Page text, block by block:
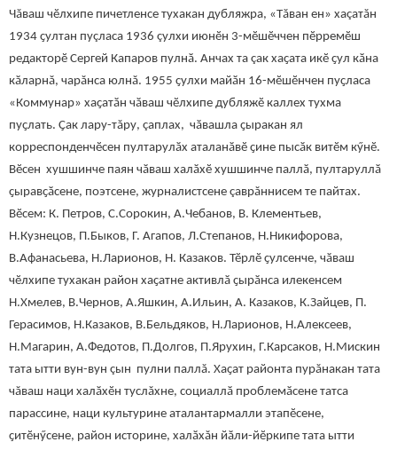
Чăваш чӗлхипе пичетленсе тухакан дубляжра, «Тăван ен» хаçатăн
1934 ҫултан пуçласа 1936 çулхи июнӗн 3-мӗшӗччен пӗрремӗш
редакторӗ Сергей Капаров пулнӑ. Анчах та çак хаҫата икӗ ҫул кӑна
кӑларнă, чарăнса юлнă. 1955 ҫулхи майӑн 16-мӗшӗнчен пуҫласа
«Коммунар» хаҫатӑн чӑваш чӗлхипе дубляжӗ каллех тухма
пуҫлать. Ҫак лару-тăру, çаплах, чӑвашла ҫыракан ял
корреспонденчӗсен пултарулӑх аталанӑвӗ ҫине пысӑк витӗм кӳнӗ.
Вӗсен хушшинче паян чӑваш халӑхӗ хушшинче паллӑ, пултаруллӑ
ҫыравҫӑсене, поэтсене, журналистсене çаврăннисем те пайтах.
Вӗсем: К. Петров, С.Сорокин, А.Чебанов, В. Клементьев,
Н.Кузнецов, П.Быков, Г. Агапов, Л.Степанов, Н.Никифорова,
В.Афанасьева, Н.Ларионов, Н. Казаков. Тӗрлӗ ҫулсенче, чӑваш
чӗлхипе тухакан район хаҫатне активлӑ ҫырӑнса илекенсем
Н.Хмелев, В.Чернов, А.Яшкин, А.Ильин, А. Казаков, К.Зайцев, П.
Герасимов, Н.Казаков, В.Бельдяков, Н.Ларионов, Н.Алексеев,
Н.Магарин, А.Федотов, П.Долгов, П.Ярухин, Г.Карсаков, Н.Мискин
тата ытти вун-вун çын пулни паллă. Хаҫат районта пурăнакан тата
чăваш наци халӑхӗн туслăхне, социаллӑ проблемӑсене татса
парассине, наци культурине аталантармалли этапӗсене,
ҫитӗнӳсене, район историне, халӑхăн йӑли-йӗркипе тата ытти